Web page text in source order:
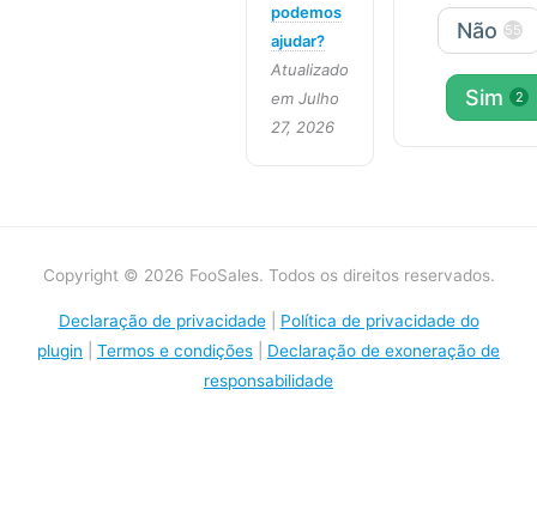
podemos
ajudar?
Atualizado
em Julho
27, 2026
Não 55
Sim 2
Copyright © 2026 FooSales. Todos os direitos reservados.
Declaração de privacidade| Política de privacidade do
plugin
Termos e condições
Declaração de exoneração de
responsabilidade